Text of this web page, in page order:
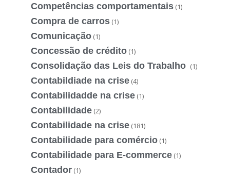
Competências comportamentais (1)
Compra de carros (1)
Comunicação (1)
Concessão de crédito (1)
Consolidação das Leis do Trabalho (1)
Contabildiade na crise (4)
Contabilidadde na crise (1)
Contabilidade (2)
Contabilidade na crise (181)
Contabilidade para comércio (1)
Contabilidade para E-commerce (1)
Contador (1)